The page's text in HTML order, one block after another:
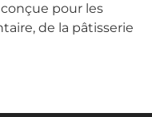
pour les
de la pâtisserie
permet un